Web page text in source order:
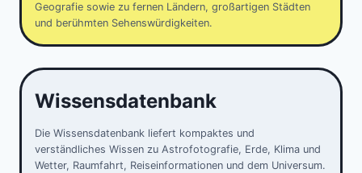
Geografie sowie zu fernen Ländern, großartigen Städten
und berühmten Sehenswürdigkeiten.
Wissensdatenbank
Die Wissensdatenbank liefert kompaktes und
verständliches Wissen zu Astrofotografie, Erde, Klima und
Wetter, Raumfahrt, Reiseinformationen und dem Universum.